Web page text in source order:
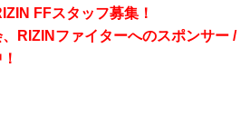
FFスタッフ募集！
RIZINファイターへのスポンサー /